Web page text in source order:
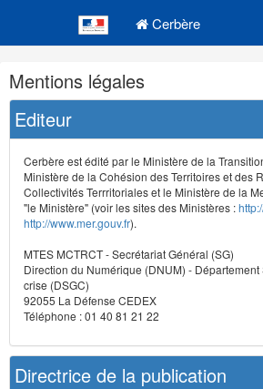
Cerbère
Navigation
et
outils
annexes
Mentions légales
Editeur
Cerbère est édité par le Ministère de la
Ministère de la Cohésion des Territoires et des
Collectivités Terrritoriales et le Ministère de la
"le Ministère" (voir les sites des Ministères :
http://www.mer.gouv.fr).
MTES MCTRCT - Secrétariat Général (SG)
Direction du Numérique (DNUM) -
crise (DSGC)
92055 La Défense CEDEX
Téléphone : 01 40 81 21 22
Directrice de la publication